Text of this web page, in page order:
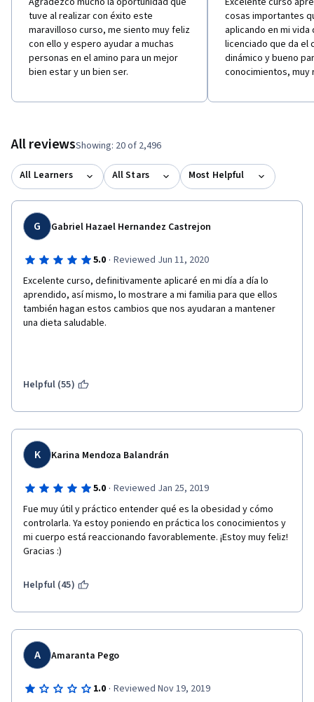
tuve al realizar con éxito este
maravilloso curso, me siento muy feliz
con ello y espero ayudar a muchas
personas en el amino para un mejor
bien estar y un bien ser.
cosas importantes
aplicando en mi vida
licenciado que da el
dinámico y bueno
conocimientos, muy
All reviewsShowing: 20 of 2,496
All Learners All Stars Most Helpful
G Gabriel Hazael Hernandez Castrejon
5.0 · Reviewed Jun 11, 2020
Excelente curso, definitivamente aplicaré en mi día a día lo
aprendido, así mismo, lo mostrare a mi familia para que ellos
también hagan estos cambios que nos ayudaran a mantener
una dieta saludable.
Helpful (55)
K Karina Mendoza Balandrán
5.0 · Reviewed Jan 25, 2019
Fue muy útil y práctico entender qué es la obesidad y cómo
controlarla. Ya estoy poniendo en práctica los conocimientos y
mi cuerpo está reaccionando favorablemente. ¡Estoy muy feliz!
Gracias :)
Helpful (45)
A Amaranta Pego
1.0 · Reviewed Nov 19, 2019